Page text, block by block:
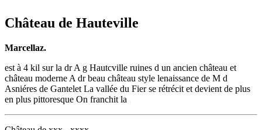
Château de Hauteville
Marcellaz.
est à 4 kil sur la dr A g Hautcville ruines d un ancien château et
château moderne A dr beau château style lenaissance de M d
Asniéres de Gantelet La vallée du Fier se rétrécit et devient de plus
en plus pittoresque On franchit la